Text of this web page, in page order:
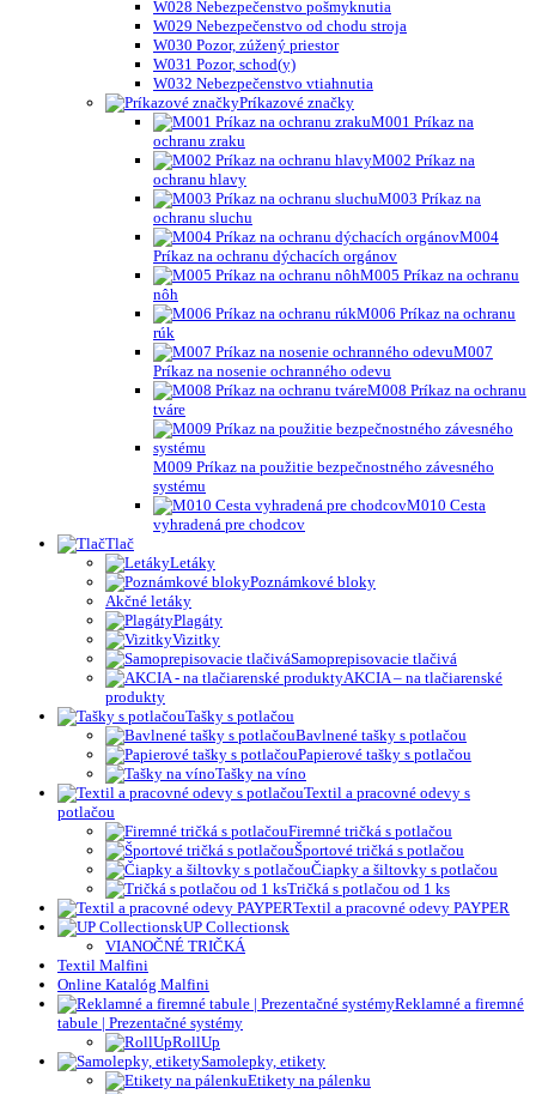
W028 Nebezpečenstvo pošmyknutia
W029 Nebezpečenstvo od chodu stroja
W030 Pozor, zúžený priestor
W031 Pozor, schod(y)
W032 Nebezpečenstvo vtiahnutia
Príkazové značky
M001 Príkaz na
ochranu zraku
M002 Príkaz na
ochranu hlavy
M003 Príkaz na
ochranu sluchu
M004
Príkaz na ochranu dýchacích orgánov
M005 Príkaz na ochranu
nôh
M006 Príkaz na ochranu
rúk
M007
Príkaz na nosenie ochranného odevu
M008 Príkaz na ochranu
tváre
M009 Príkaz na použitie bezpečnostného závesného
systému
M010 Cesta
vyhradená pre chodcov
Tlač
Letáky
Poznámkové bloky
Akčné letáky
Plagáty
Vizitky
Samoprepisovacie tlačivá
AKCIA – na tlačiarenské
produkty
Tašky s potlačou
Bavlnené tašky s potlačou
Papierové tašky s potlačou
Tašky na víno
Textil a pracovné odevy s
potlačou
Firemné tričká s potlačou
Športové tričká s potlačou
Čiapky a šiltovky s potlačou
Tričká s potlačou od 1 ks
Textil a pracovné odevy PAYPER
UP Collectionsk
VIANOČNÉ TRIČKÁ
Textil Malfini
Online Katalóg Malfini
Reklamné a firemné
tabule | Prezentačné systémy
RollUp
Samolepky, etikety
Etikety na pálenku